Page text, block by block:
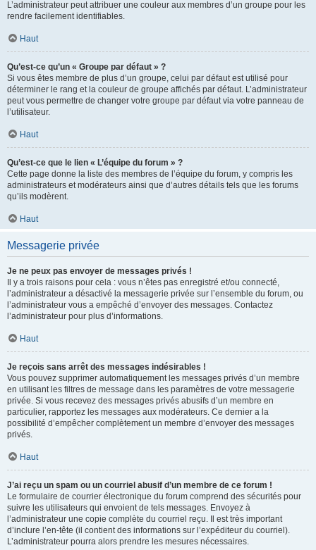
L’administrateur peut attribuer une couleur aux membres d’un groupe pour les
rendre facilement identifiables.
Haut
Qu’est-ce qu’un « Groupe par défaut » ?
Si vous êtes membre de plus d’un groupe, celui par défaut est utilisé pour
déterminer le rang et la couleur de groupe affichés par défaut. L’administrateur
peut vous permettre de changer votre groupe par défaut via votre panneau de
l’utilisateur.
Haut
Qu’est-ce que le lien « L’équipe du forum » ?
Cette page donne la liste des membres de l’équipe du forum, y compris les
administrateurs et modérateurs ainsi que d’autres détails tels que les forums
qu’ils modèrent.
Haut
Messagerie privée
Je ne peux pas envoyer de messages privés !
Il y a trois raisons pour cela : vous n’êtes pas enregistré et/ou connecté,
l’administrateur a désactivé la messagerie privée sur l’ensemble du forum, ou
l’administrateur vous a empêché d’envoyer des messages. Contactez
l’administrateur pour plus d’informations.
Haut
Je reçois sans arrêt des messages indésirables !
Vous pouvez supprimer automatiquement les messages privés d’un membre
en utilisant les filtres de message dans les paramètres de votre messagerie
privée. Si vous recevez des messages privés abusifs d’un membre en
particulier, rapportez les messages aux modérateurs. Ce dernier a la
possibilité d’empêcher complètement un membre d’envoyer des messages
privés.
Haut
J’ai reçu un spam ou un courriel abusif d’un membre de ce forum !
Le formulaire de courrier électronique du forum comprend des sécurités pour
suivre les utilisateurs qui envoient de tels messages. Envoyez à
l’administrateur une copie complète du courriel reçu. Il est très important
d’inclure l’en-tête (il contient des informations sur l’expéditeur du courriel).
L’administrateur pourra alors prendre les mesures nécessaires.